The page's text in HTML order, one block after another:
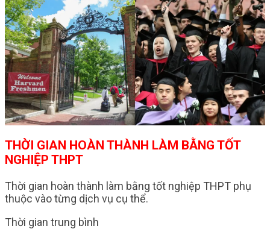
THỜI GIAN HOÀN THÀNH LÀM BẰNG TỐT
NGHIỆP THPT
Thời gian hoàn thành làm bằng tốt nghiệp THPT phụ
thuộc vào từng dịch vụ cụ thể.
Thời gian trung bình